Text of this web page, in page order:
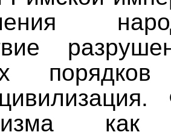
порядков
как